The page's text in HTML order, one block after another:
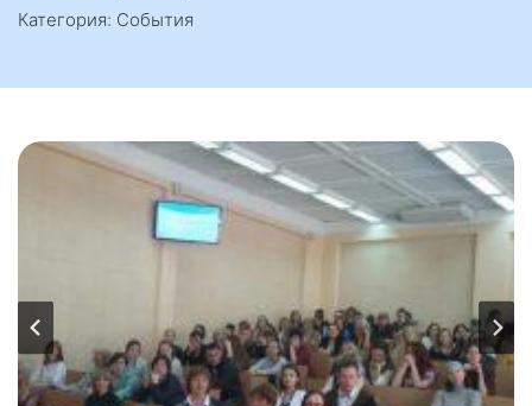
Категория: События